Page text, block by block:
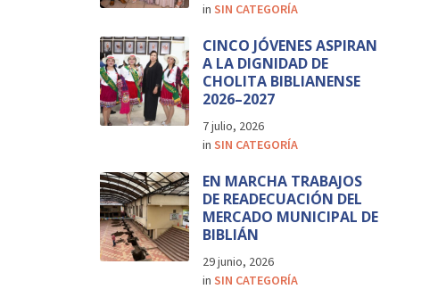
inSIN CATEGORÍA
CINCO JÓVENES ASPIRAN
A LA DIGNIDAD DE
CHOLITA BIBLIANENSE
2026–2027
7 julio, 2026
inSIN CATEGORÍA
EN MARCHA TRABAJOS
DE READECUACIÓN DEL
MERCADO MUNICIPAL DE
BIBLIÁN
29 junio, 2026
inSIN CATEGORÍA